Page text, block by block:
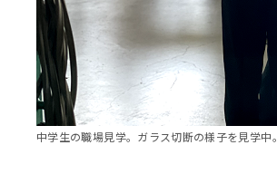
中学生の職場見学。ガラス切断の様子を見学中。